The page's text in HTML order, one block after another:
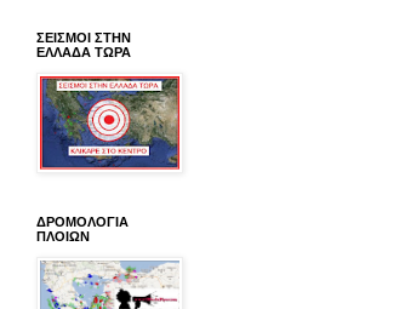
ΣΕΙΣΜΟΙ ΣΤΗΝ
ΕΛΛΑΔΑ ΤΩΡΑ
ΔΡΟΜΟΛΟΓΙΑ
ΠΛΟΙΩΝ